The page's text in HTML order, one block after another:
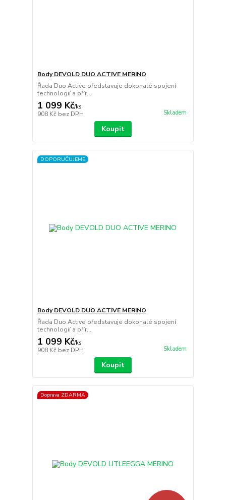
Body DEVOLD DUO ACTIVE MERINO
Řada Duo Active představuje dokonalé spojení
technologií a přír...
1 099 Kč/ks
908 Kč bez DPH Skladem
Koupit
DOPORUČUJEME
Body DEVOLD DUO ACTIVE MERINO
Řada Duo Active představuje dokonalé spojení
technologií a přír...
1 099 Kč/ks
908 Kč bez DPH Skladem
Koupit
Doprava ZDARMA